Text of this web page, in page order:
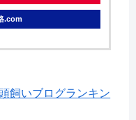
.com
飼いブログランキン